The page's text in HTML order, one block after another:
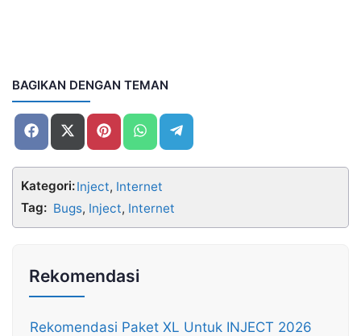
BAGIKAN DENGAN TEMAN
Share
on
Share
on
(Twitter)
Share
on
Share
on
on
Kategori:Inject, Internet
Tag: Bugs, Inject, Internet
Rekomendasi
Rekomendasi Paket XL Untuk INJECT 2026